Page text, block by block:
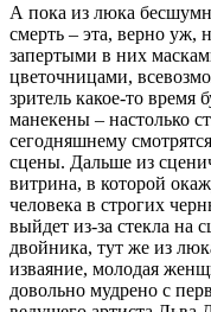
А пока из люка
смерть – эта, верно уж,
запертыми в них
цветочницами,
зритель какое-то время
манекены – настолько
сегодняшнему
сцены. Дальше из
витрина, в которой
человека в строгих
выйдет из-за стекла на
двойника, тут же из
изваяние, молодая
довольно мудрено с